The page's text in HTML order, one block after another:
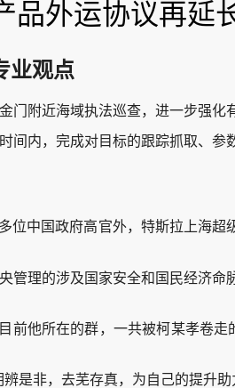
品外运协议再延
业观点
附近海域执法巡查，进一步强化
内，完成对目标的跟踪抓取、参
中国政府高官外，特斯拉上海超
理的涉及国家安全和国民经济命
他所在的群，一共被柯某孝卷走
非，去芜存真，为自己的提升助